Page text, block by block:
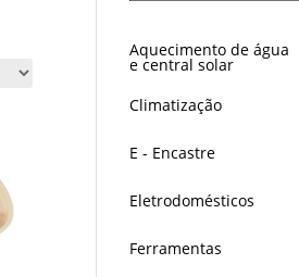
Aquecimento de água
e central solar
Climatização
E - Encastre
Eletrodomésticos
Ferramentas